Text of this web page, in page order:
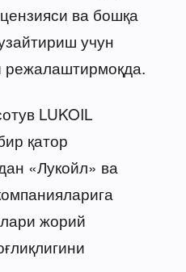
ва бошқа
учун
LUKOIL
қатор
«Лукойл» ва
жорий